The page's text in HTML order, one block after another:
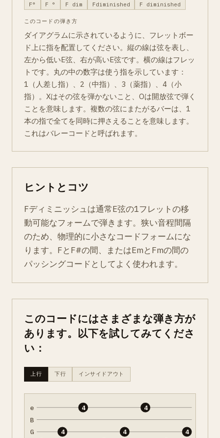
F°
F ° F dim Fdiminished F diminished
このコードの弾き方
ダイアグラムに示されているように、フレットボー
ド上に指を配置してください。縦の線は弦を表し、
左から低いE弦、右が高いE弦です。横の線はフレッ
トです。丸の中の数字は使う指を示しています：
1（人差し指）、2（中指）、3（薬指）、4（小
指）。Xはその弦を弾かないこと、Oは開放弦で弾く
ことを意味します。複数の弦にまたがるバーは、1
本の指で全てを同時に押さえることを意味します。
これはバレーコードと呼ばれます。
ヒントとコツ
Fディミニッシュは通常E弦の1フレットの移
動可能なフォームで弾きます。狭い音程間隔
のため、物理的に小さなコードフォームにな
ります。FとF#の間、またはEmとFmの間の
パッシングコードとしてよく使われます。
このコードにはさまざまな弾き方が
あります。以下を試してみてくださ
い：
上行 下行 インサイドアウト
e
B
G 4
4
4
4
4